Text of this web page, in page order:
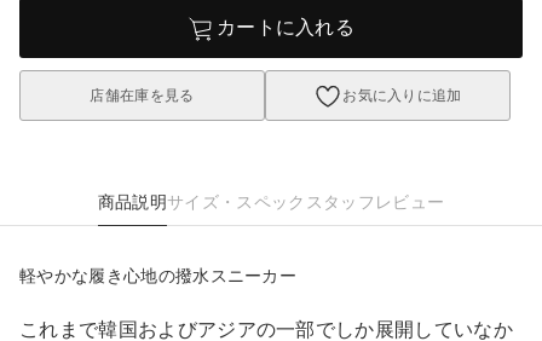
カートに入れる
店舗在庫を見る お気に入りに追加
商品説明サイズ・スペック スタッフレビュー
軽やかな履き心地の撥水スニーカー
これまで韓国およびアジアの一部でしか展開していなか